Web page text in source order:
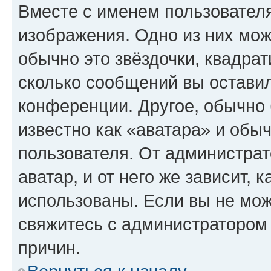
Вместе с именем
изображения. Одно из них
обычно это звёздочки,
сколько сообщений вы
конференции. Другое,
известно как «аватара» и
пользователя. От
аватар, и от него же зависит,
использованы. Если вы не
свяжитесь с
причин.